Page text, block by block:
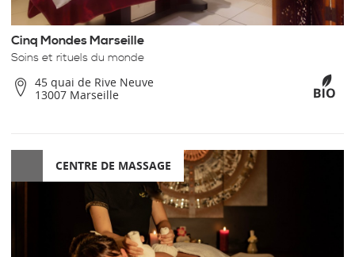
Cinq Mondes Marseille
Soins et rituels du monde
45 quai de Rive Neuve
13007 Marseille
CENTRE DE MASSAGE